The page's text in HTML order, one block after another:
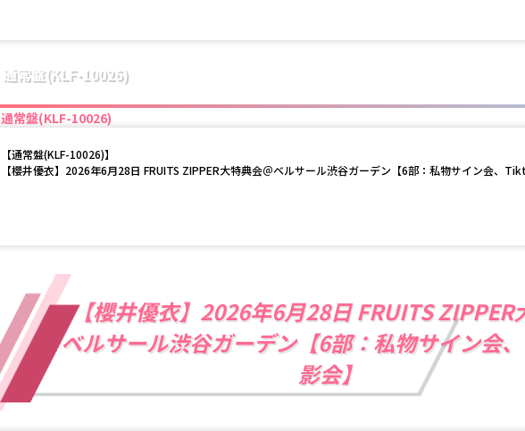
通常盤(KLF-10026)
通常盤(KLF-10026)
【通常盤(KLF-10026)】
【櫻井優衣】2026年6月28日 FRUITS ZIPPER大特典会＠ベルサール渋谷ガーデン【6部：私物サイン会、
【櫻井優衣】2026年6月28日 FRUITS ZIPPER
ベルサール渋谷ガーデン【6部：私物サイン会
影会】